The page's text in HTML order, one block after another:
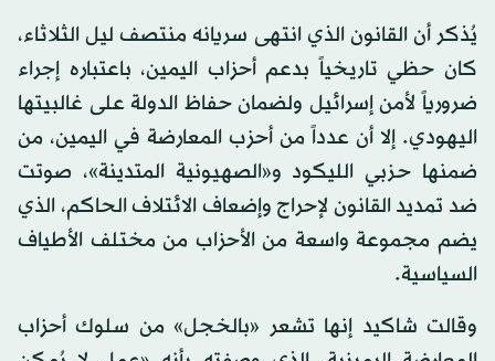
يُذكر أن القانون الذي انتهى سريانه منتصف ليل الثلاثاء،
كان حظي تاريخياً بدعم أحزاب اليمين، باعتباره إجراء
ضرورياً لأمن إسرائيل ولضمان حفاظ الدولة على غالبيتها
اليهودي. إلا أن عدداً من أحزب المعارضة في اليمين، من
ضمنها حزبي الليكود و«الصهيونية المتدينة»، صوتت
ضد تمديد القانون لإحراج وإضعاف الائتلاف الحاكم، الذي
يضم مجموعة واسعة من الأحزاب من مختلف الأطياف
السياسية.
وقالت شاكيد إنها تشعر «بالخجل» من سلوك أحزاب